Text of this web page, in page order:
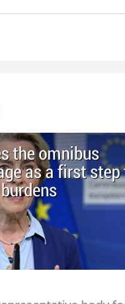
the omnibus
as a first step